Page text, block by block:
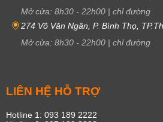
Mở cửa: 8h30 - 22h00 | chỉ đường
274 Võ Văn Ngân, P. Bình Thọ,
Mở cửa: 8h30 - 22h00 | chỉ đường
LIÊN HỆ HỖ TRỢ
Hotline 1: 093 189 2222